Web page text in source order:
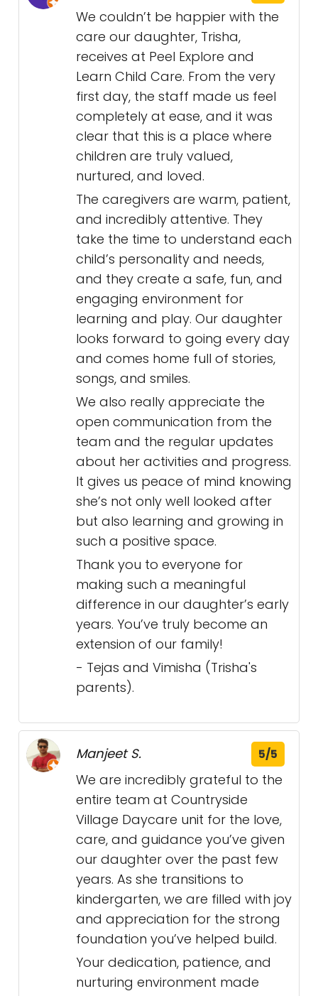
We couldn’t be happier with the
care our daughter, Trisha,
receives at Peel Explore and
Learn Child Care. From the very
first day, the staff made us feel
completely at ease, and it was
clear that this is a place where
children are truly valued,
nurtured, and loved.
The caregivers are warm, patient,
and incredibly attentive. They
take the time to understand each
child’s personality and needs,
and they create a safe, fun, and
engaging environment for
learning and play. Our daughter
looks forward to going every day
and comes home full of stories,
songs, and smiles.
We also really appreciate the
open communication from the
team and the regular updates
about her activities and progress.
It gives us peace of mind knowing
she’s not only well looked after
but also learning and growing in
such a positive space.
Thank you to everyone for
making such a meaningful
difference in our daughter’s early
years. You’ve truly become an
extension of our family!
- Tejas and Vimisha (Trisha's
parents).
Manjeet S. 5/5
We are incredibly grateful to the
entire team at Countryside
Village Daycare unit for the love,
care, and guidance you’ve given
our daughter over the past few
years. As she transitions to
kindergarten, we are filled with joy
and appreciation for the strong
foundation you’ve helped build.
Your dedication, patience, and
nurturing environment made